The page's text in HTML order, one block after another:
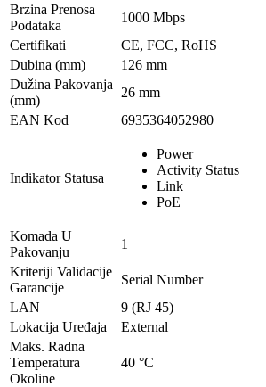
Brzina Prenosa
Podataka
1000 Mbps
Certifikati
CE, FCC, RoHS
Dubina (mm)
126 mm
Dužina Pakovanja
(mm)
26 mm
EAN Kod
6935364052980
Indikator Statusa
Power
Activity Status
Link
PoE
Komada U
Pakovanju
1
Kriteriji Validacije
Garancije
Serial Number
LAN
9 (RJ 45)
Lokacija Uređaja
External
Maks. Radna
Temperatura
Okoline
40 °C